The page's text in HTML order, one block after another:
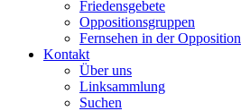
Friedensgebete
Oppositionsgruppen
Fernsehen in der Opposition
Kontakt
Über uns
Linksammlung
Suchen